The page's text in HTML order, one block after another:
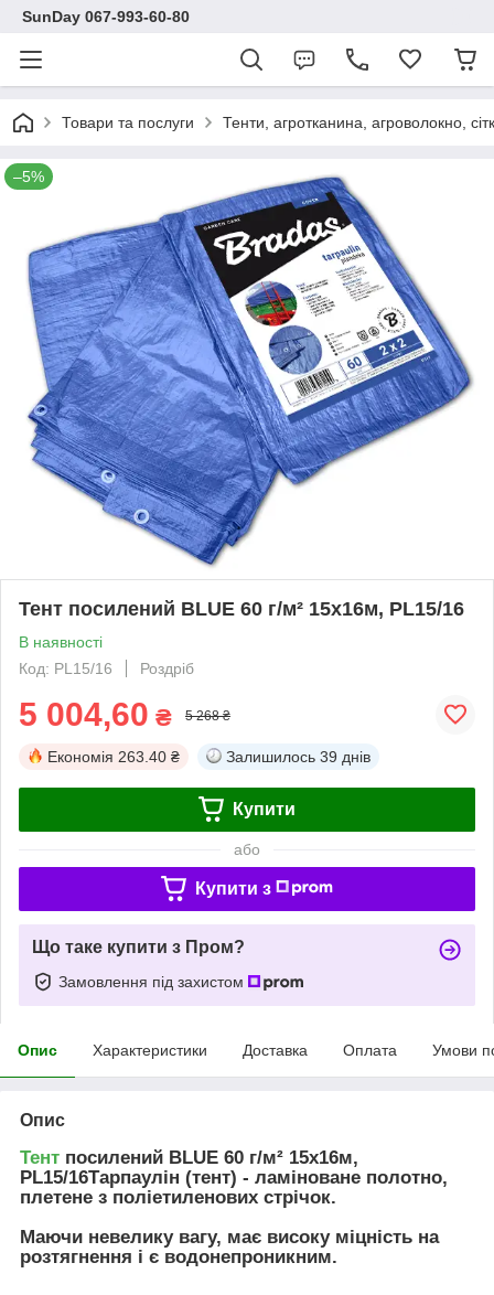
SunDay 067-993-60-80
Товари та послуги Тенти, агротканина, агроволокно,
–5%
Тент посилений BLUE 60 г/м² 15х16м, PL15/16
В наявності
Код: PL15/16
Роздріб
5 004,60 ₴ 5 268 ₴
Економія 263.40 ₴ Залишилось 39 днів
Купити
або
Купити з
Що таке купити з Пром?
Замовлення під захистом
Опис Характеристики Доставка Оплата Умови
Опис
Тент посилений BLUE 60 г/м² 15х16м,
PL15/16Тарпаулін (тент) - ламіноване полотно,
плетене з поліетиленових стрічок.
Маючи невелику вагу, має високу міцність на
розтягнення і є водонепроникним.